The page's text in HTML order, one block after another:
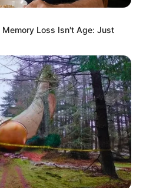
Loss Isn't Age: Just